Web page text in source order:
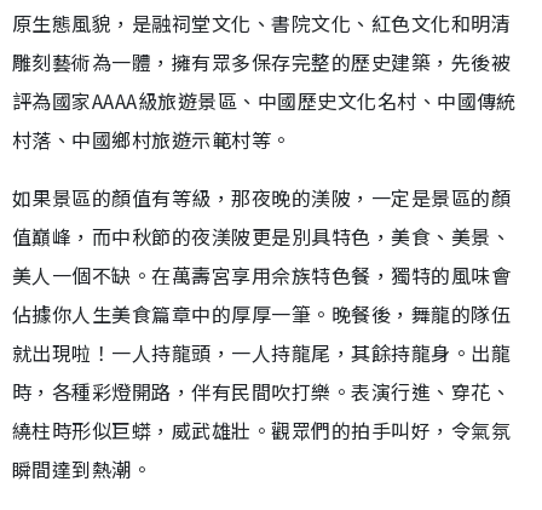
原生態風貌，是融祠堂文化、書院文化、紅色文化和明清
雕刻藝術為一體，擁有眾多保存完整的歷史建築，先後被
評為國家AAAA級旅遊景區、中國歷史文化名村、中國傳統
村落、中國鄉村旅遊示範村等。
如果景區的顏值有等級，那夜晚的渼陂，一定是景區的顏
值巔峰，而中秋節的夜渼陂更是別具特色，美食、美景、
美人一個不缺。在萬壽宮享用佘族特色餐，獨特的風味會
佔據你人生美食篇章中的厚厚一筆。晚餐後，舞龍的隊伍
就出現啦！一人持龍頭，一人持龍尾，其餘持龍身。出龍
時，各種彩燈開路，伴有民間吹打樂。表演行進、穿花、
繞柱時形似巨蟒，威武雄壯。觀眾們的拍手叫好，令氣氛
瞬間達到熱潮。